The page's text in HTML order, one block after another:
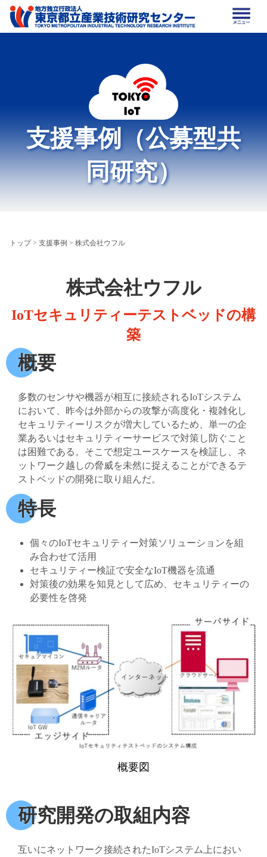
支援事例（公募型共
同研究）
トップ> 支援事例 > 株式会社ウフル
株式会社ウフル
IoTセキュリティーテストベッドの構
築
概要
多数のセンサや機器が相互に接続されるIoTシステム
において、昨今は外部からの攻撃が高度化・複雑化し
セキュリティーリスクが増大しているため、単一の企
業あるいはセキュリティーサービスで対策し防ぐこと
は困難である。そこで想定ユースケースを検証し、ネ
ットワーク越しの脅威を未然に捉えることができるテ
ストベッドの開発に取り組んだ。
特長
個々のIoTセキュリティー対策ソリューションを組
み合わせて活用
セキュリティー検証で安全なIoT機器を流通
対策後の効果を知見として広め、セキュリティーの
必要性を啓発
概要図
研究開発の取組内容
互いにネットワーク接続されたIoTシステム上におい